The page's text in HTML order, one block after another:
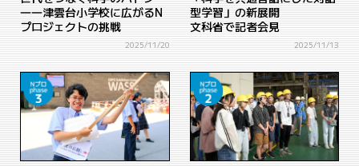
――津雲台小学校に広がるN
プロジェクトの挑戦
2025/11/20
型学習」の新展開
文科省で記者会見
2025/11/13